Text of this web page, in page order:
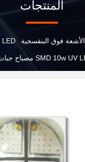
المنتجات
الأشعة فوق البنفسجية LED SMD LED